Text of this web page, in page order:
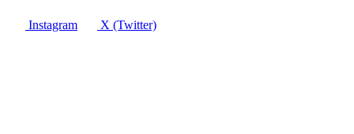
Instagram X (Twitter)